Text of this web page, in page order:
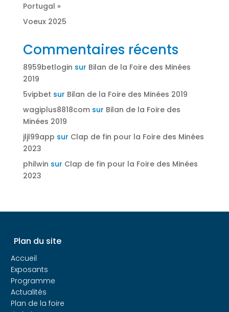
Portugal »
Voeux 2025
Commentaires récents
8959betlogin sur Bilan de la Foire des Minées
2019
5vipbet sur Bilan de la Foire des Minées 2019
wagiplus8818comsur Bilan de la Foire des
Minées 2019
jljl99app sur Clap de fin pour la Foire des Minées
2023
philwin sur Clap de fin pour la Foire des Minées
2023
Plan du site
Accueil
Exposants
Programme
Actualités
Plan de la foire